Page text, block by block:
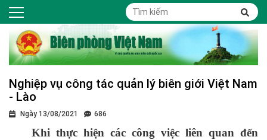
Nghiệp vụ công tác quản lý biên giới Việt Nam
- Lào
Ngày 13/08/2021 686
Khi thực hiện các công việc liên quan đến